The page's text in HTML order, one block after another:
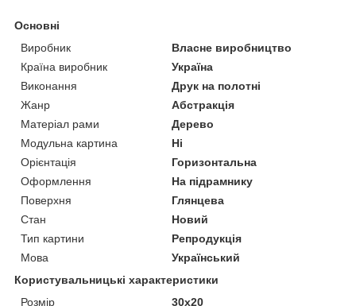
Основні
Виробник
Власне виробництво
Країна виробник
Україна
Виконання
Друк на полотні
Жанр
Абстракція
Матеріал рами
Дерево
Модульна картина
Ні
Орієнтація
Горизонтальна
Оформлення
На підрамнику
Поверхня
Глянцева
Стан
Новий
Тип картини
Репродукція
Мова
Український
Користувальницькі характеристики
Розмір
30х20